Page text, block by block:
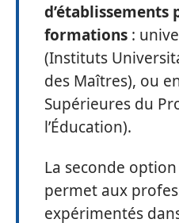
d’établissements
formations :
(Instituts
des Maîtres), ou
Supérieures du
l’Éducation).
La seconde option
permet aux
expérimentés